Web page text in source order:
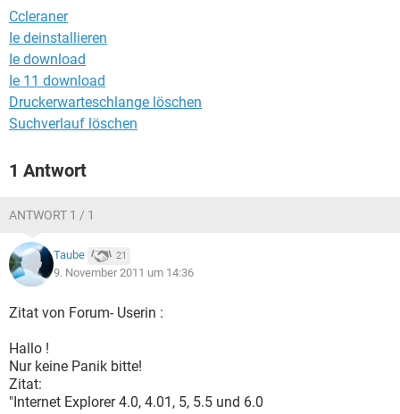
Ccleraner
Ie deinstallieren
Ie download
Ie 11 download
Druckerwarteschlange löschen
Suchverlauf löschen
1 Antwort
ANTWORT 1 / 1
Taube 21
9. November 2011 um 14:36
Zitat von Forum- Userin :
Hallo !
Nur keine Panik bitte!
Zitat:
"Internet Explorer 4.0, 4.01, 5, 5.5 und 6.0